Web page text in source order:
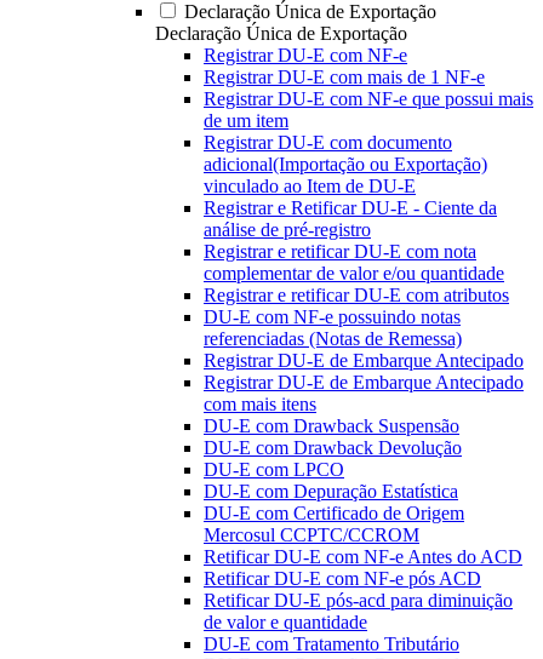
Declaração Única de Exportação
Declaração Única de Exportação
Registrar DU-E com NF-e
Registrar DU-E com mais de 1 NF-e
Registrar DU-E com NF-e que possui mais
de um item
Registrar DU-E com documento
adicional(Importação ou Exportação)
vinculado ao Item de DU-E
Registrar e Retificar DU-E - Ciente da
análise de pré-registro
Registrar e retificar DU-E com nota
complementar de valor e/ou quantidade
Registrar e retificar DU-E com atributos
DU-E com NF-e possuindo notas
referenciadas (Notas de Remessa)
Registrar DU-E de Embarque Antecipado
Registrar DU-E de Embarque Antecipado
com mais itens
DU-E com Drawback Suspensão
DU-E com Drawback Devolução
DU-E com LPCO
DU-E com Depuração Estatística
DU-E com Certificado de Origem
Mercosul CCPTC/CCROM
Retificar DU-E com NF-e Antes do ACD
Retificar DU-E com NF-e pós ACD
Retificar DU-E pós-acd para diminuição
de valor e quantidade
DU-E com Tratamento Tributário